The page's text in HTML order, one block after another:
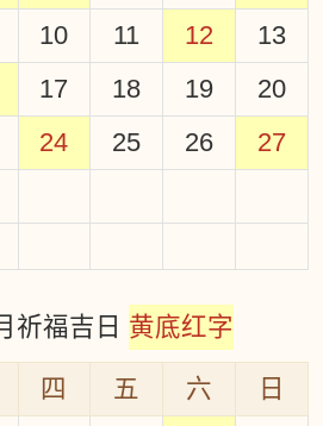
10 11 12
13
17 18 19
20
24 25 26
27
祈福吉日 黄底红字
四 五 六
日